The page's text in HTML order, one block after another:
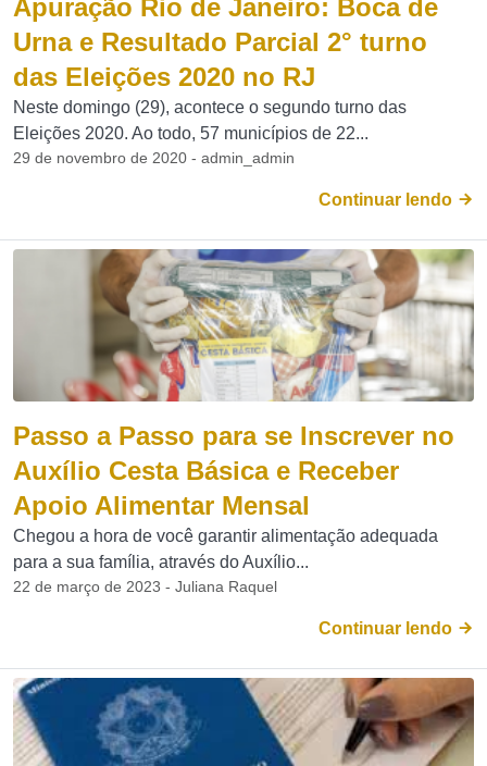
Apuração Rio de Janeiro: Boca de
Urna e Resultado Parcial 2° turno
das Eleições 2020 no RJ
Neste domingo (29), acontece o segundo turno das
Eleições 2020. Ao todo, 57 municípios de 22...
29 de novembro de 2020 - admin_admin
Continuar lendo
Passo a Passo para se Inscrever no
Auxílio Cesta Básica e Receber
Apoio Alimentar Mensal
Chegou a hora de você garantir alimentação adequada
para a sua família, através do Auxílio...
22 de março de 2023 - Juliana Raquel
Continuar lendo